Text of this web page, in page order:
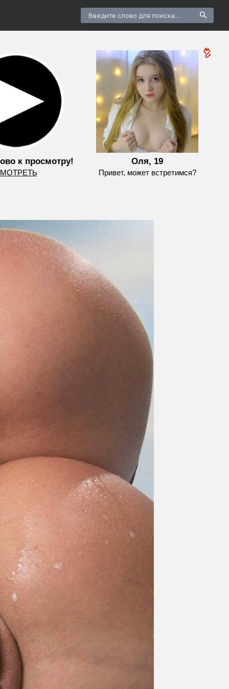
к просмотру! Оля, 19
Привет, может встретимся?